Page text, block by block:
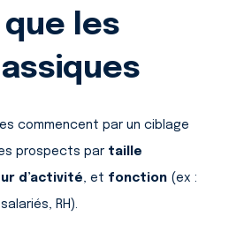
que les
commencent par un ciblage
prospects par taille
d’activité, et fonction (ex :
salariés, RH).